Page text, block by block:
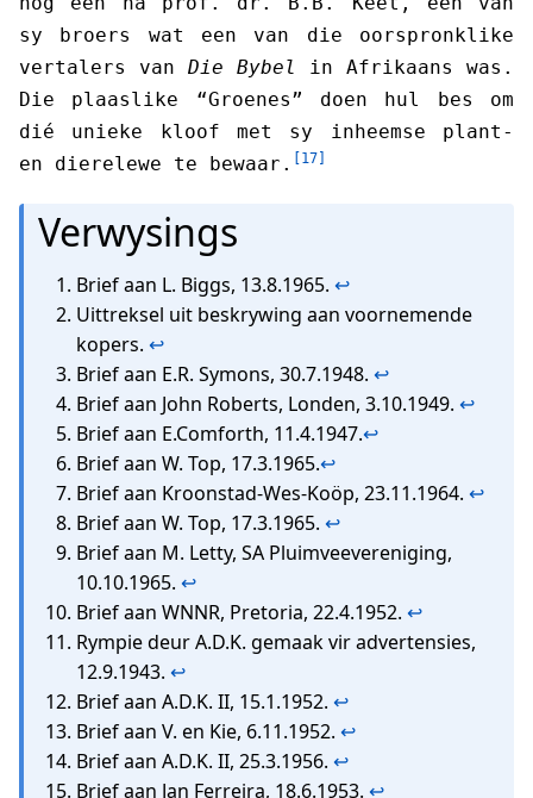
sy broers wat een van die oorspronklike
vertalers van Die Bybel
in Afrikaans was.
Die plaaslike “Groenes” doen hul bes om
dié unieke kloof met sy inheemse plant-
en dierelewe te bewaar. [17]
Verwysings
Brief aan L. Biggs, 13.8.1965. ↩
Uittreksel uit beskrywing aan voornemende
kopers. ↩
Brief aan E.R. Symons, 30.7.1948. ↩
Brief aan John Roberts, Londen, 3.10.1949. ↩
Brief aan E.Comforth, 11.4.1947.↩
Brief aan W. Top, 17.3.1965.↩
Brief aan Kroonstad-Wes-Koöp, 23.11.1964. ↩
Brief aan W. Top, 17.3.1965. ↩
Brief aan M. Letty, SA Pluimveevereniging,
10.10.1965. ↩
Brief aan WNNR, Pretoria, 22.4.1952. ↩
Rympie deur A.D.K. gemaak vir advertensies,
12.9.1943. ↩
Brief aan A.D.K. II, 15.1.1952. ↩
Brief aan V. en Kie, 6.11.1952. ↩
Brief aan A.D.K. II, 25.3.1956. ↩
Brief aan Jan Ferreira, 18.6.1953. ↩